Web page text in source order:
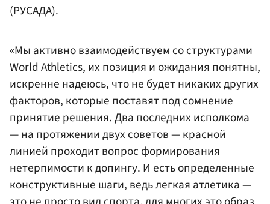
(РУСАДА).
«Мы активно взаимодействуем со структурами
World Athletics, их позиция и ожидания понятны,
искренне надеюсь, что не будет никаких других
факторов, которые поставят под сомнение
принятие решения. Два последних исполкома
— на протяжении двух советов — красной
линией проходит вопрос формирования
нетерпимости к допингу. И есть определенные
конструктивные шаги, ведь легкая атлетика —